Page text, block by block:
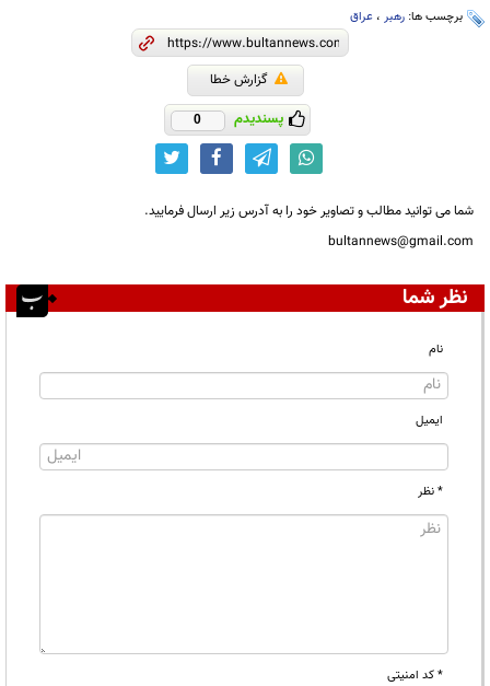
برچسب ها: رهبر ، عراق
گزارش خطا
پسندیدم 0
شما می توانید مطالب و تصاویر خود را به آدرس زیر ارسال فرمایید.
bultannews@gmail.com
نظر شما
نام
ایمیل
* نظر
* کد امنیتی